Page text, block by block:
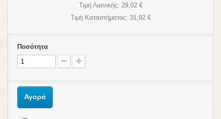
Τιμή Λιανικής: 29,02 €
Τιμή Καταστήματος: 31,92 €
Ποσότητα
Αγορά